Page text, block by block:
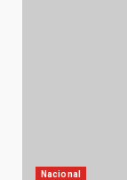
Nacional